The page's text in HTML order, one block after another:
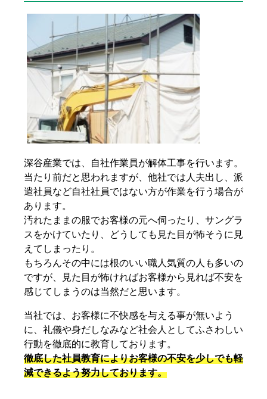
深谷産業では、自社作業員が解体工事を行います。
当たり前だと思われますが、他社では人夫出し、派
遣社員など自社社員ではない方が作業を行う場合が
あります。
汚れたままの服でお客様の元へ伺ったり、サングラ
スをかけていたり、どうしても見た目が怖そうに見
えてしまったり。
もちろんその中には根のいい職人気質の人も多いの
ですが、見た目が怖ければお客様から見れば不安を
感じてしまうのは当然だと思います。
当社では、お客様に不快感を与える事が無いよう
に、礼儀や身だしなみなど社会人としてふさわしい
行動を徹底的に教育しております。
徹底した社員教育によりお客様の不安を少しでも軽
減できるよう努力しております。